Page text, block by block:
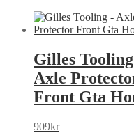
Gilles
Axle
Front Gta
909kr